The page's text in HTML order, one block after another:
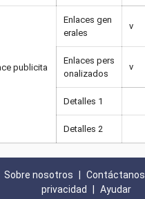
publicita
Enlaces gen
erales
v
Enlaces pers
onalizados
v
Detalles 1
Detalles 2
Sobre nosotros Contáctanos
privacidad
Ayudar